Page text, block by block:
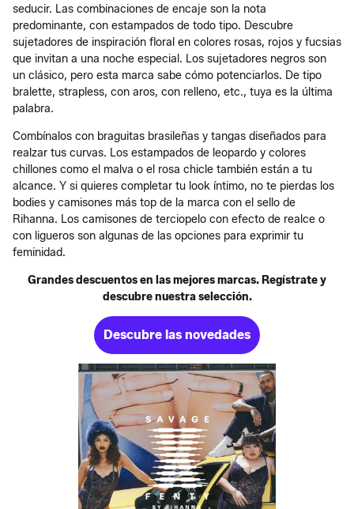
seducir. Las combinaciones de encaje son la nota
predominante, con estampados de todo tipo. Descubre
sujetadores de inspiración floral en colores rosas, rojos y fucsias
que invitan a una noche especial. Los sujetadores negros son
un clásico, pero esta marca sabe cómo potenciarlos. De tipo
bralette, strapless, con aros, con relleno, etc., tuya es la última
palabra.
Combínalos con braguitas brasileñas y tangas diseñados para
realzar tus curvas. Los estampados de leopardo y colores
chillones como el malva o el rosa chicle también están a tu
alcance. Y si quieres completar tu look íntimo, no te pierdas los
bodies y camisones más top de la marca con el sello de
Rihanna. Los camisones de terciopelo con efecto de realce o
con ligueros son algunas de las opciones para exprimir tu
feminidad.
Grandes descuentos en las mejores marcas. Regístrate y
descubre nuestra selección.
Descubre las novedades